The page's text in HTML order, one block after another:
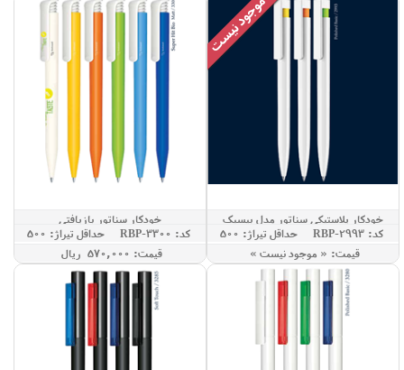
خودکار پلاستیکی سناتور مدل بیسیک
کد: RBP-2993
حداقل تيراژ: 500
قيمت: « موجود نيست »
خودکار سناتور بازیافتی
کد: RBP-3300
حداقل تيراژ: 500
قيمت: 570,000 ريال